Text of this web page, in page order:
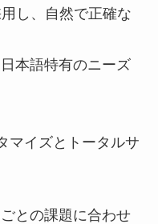
し、自然で正確な
本語特有のニーズ
マイズとトータルサ
との課題に合わせ